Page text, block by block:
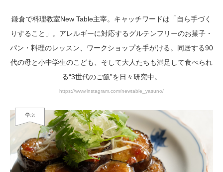
鎌倉で料理教室New Table主宰。キャッチワードは「自ら手づく
りすること」。アレルギーに対応するグルテンフリーのお菓子・
パン・料理のレッスン、ワークショップを手がける。同居する90
代の母と小中学生のこども、そして大人たちも満足して食べられ
る“3世代のご飯”を日々研究中。
https://www.instagram.com/newtable_yasuno/
学ぶ